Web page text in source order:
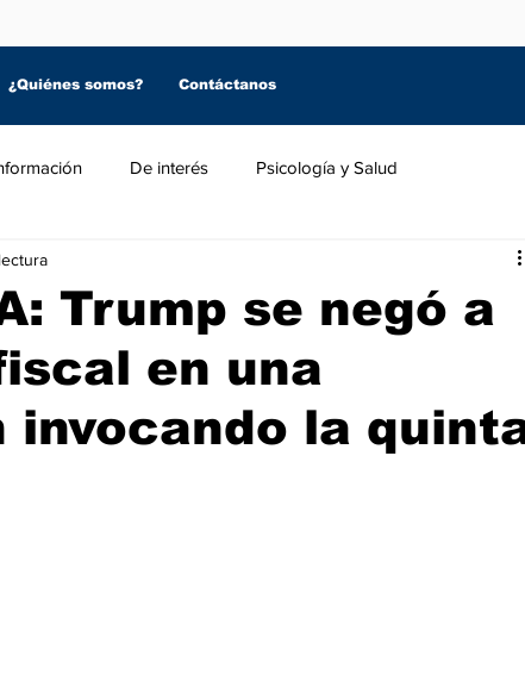
¿Quiénes somos? Contáctanos
De interés Psicología y Salud
Trump se negó a
en una
invocando la